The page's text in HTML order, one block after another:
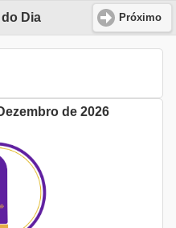
Dia Próximo
de 2026